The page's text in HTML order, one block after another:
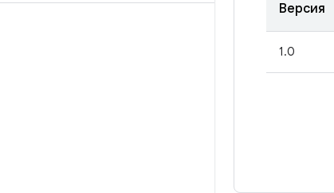
Версия
1.0